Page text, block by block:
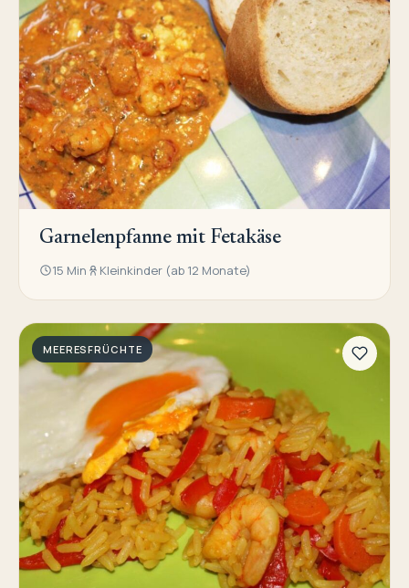
Garnelenpfanne mit Fetakäse
15 Min Kleinkinder (ab 12 Monate)
MEERESFRÜCHTE